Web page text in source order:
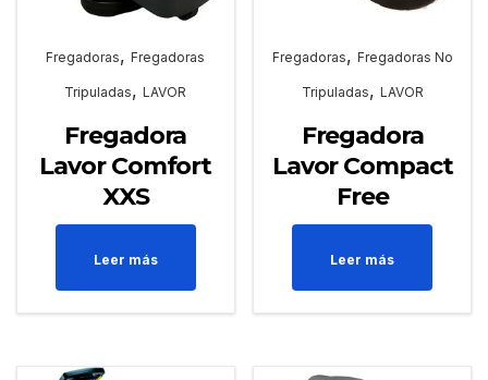
Fregadoras,Fregadoras
Tripuladas,LAVOR
Fregadora
Lavor Comfort
XXS
Leer más
Fregadoras, Fregadoras No
Tripuladas, LAVOR
Fregadora
Lavor Compact
Free
Leer más